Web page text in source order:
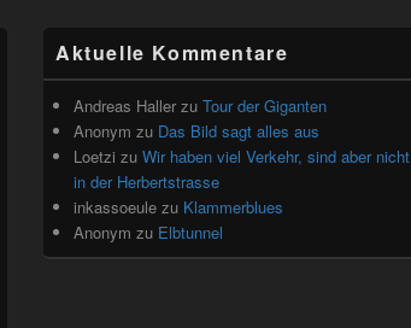
Seitenleisten
Widget-
Bereich
Aktuelle Kommentare
Andreas Haller zu Tour der Giganten
Anonym zu Das Bild sagt alles aus
Loetzi zu Wir haben viel Verkehr, sind aber nicht
in der Herbertstrasse
inkassoeule zu Klammerblues
Anonym zu Elbtunnel